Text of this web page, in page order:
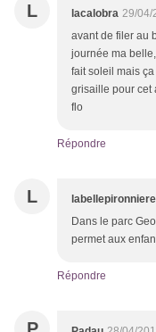
L lacalobra 29/04/
avant de filer au
journée ma
fait soleil mais
grisaille pour cet
flo
Répondre
L labellepironniere
Dans le parc
permet aux
Répondre